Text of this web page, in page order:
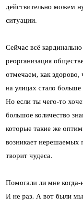
действительно можем
ситуации.
Сейчас всё
реорганизация
отмечаем, как
на улицах стало
Но если ты чего-то
большое количество
которые такие же
возникает нерешаемых
творит чудеса.
Помогали ли мне
И не раз. А вот были